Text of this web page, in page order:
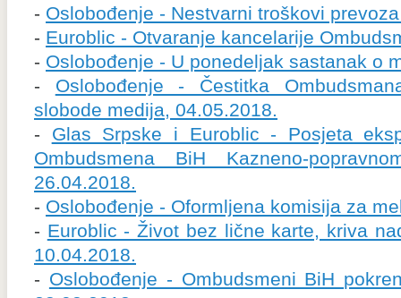
- Oslobođenje - Nestvarni troškovi
- Euroblic - Otvaranje kancelarije
- Oslobođenje - U ponedeljak sastanak o
- Oslobođenje - Čestitka
slobode medija, 04.05.2018.
- Glas Srpske i Euroblic - Posjeta
Ombudsmena BiH Kazneno-
26.04.2018.
- Oslobođenje - Oformljena komisija za
- Euroblic - Život bez lične karte, kriva
10.04.2018.
- Oslobođenje - Ombudsmeni BiH